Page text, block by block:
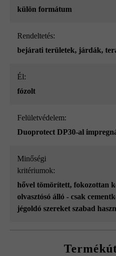
külön formátum
Rendeltetés:
bejárati területek, járdák,
él:
fózolt
Felületvédelem:
Duoprotect DP30-al
Minőségi
kritériumok:
hővel tömörített, fokozottan
olvasztósó álló - csak
jégoldó szereket szabad